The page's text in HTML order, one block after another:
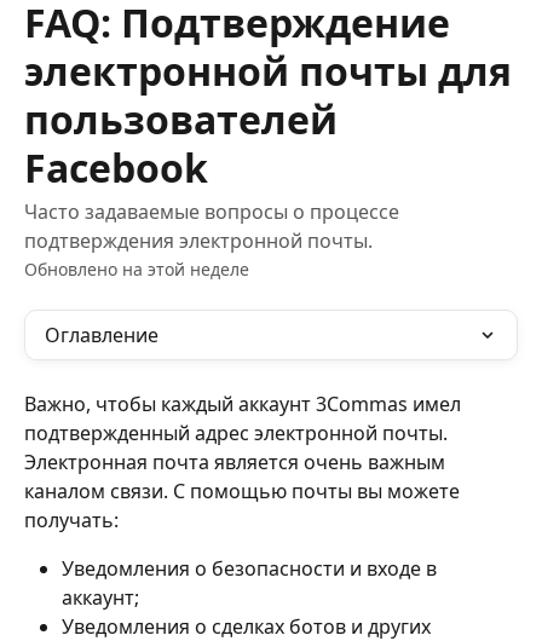
FAQ: Подтверждение
электронной почты для
пользователей
Facebook
Часто задаваемые вопросы о процессе
подтверждения электронной почты.
Обновлено на этой неделе
Оглавление
Важно, чтобы каждый аккаунт 3Commas имел
подтвержденный адрес электронной почты.
Электронная почта является очень важным
каналом связи. С помощью почты вы можете
получать:
Уведомления о безопасности и входе в
аккаунт;
Уведомления о сделках ботов и других